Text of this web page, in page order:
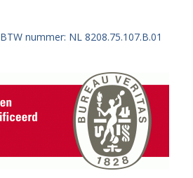
BTW nummer: NL 8208.75.107.B.01